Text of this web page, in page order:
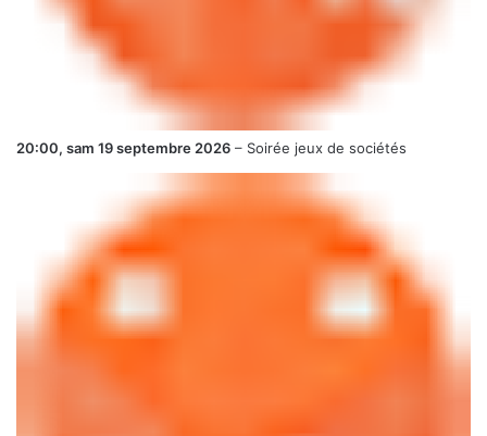
20:00, sam 19 septembre 2026 – Soirée jeux de sociétés